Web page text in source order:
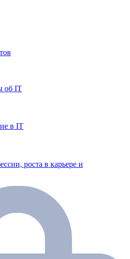
об IT
в IT
роста в карьере и